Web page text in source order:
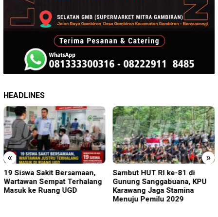
HEADLINES
« »
19 Siswa Sakit Bersamaan,
Wartawan Sempat Terhalang
Masuk ke Ruang UGD
Sambut HUT RI ke-81 di
Gunung Sanggabuana, KPU
Karawang Jaga Stamina
Menuju Pemilu 2029